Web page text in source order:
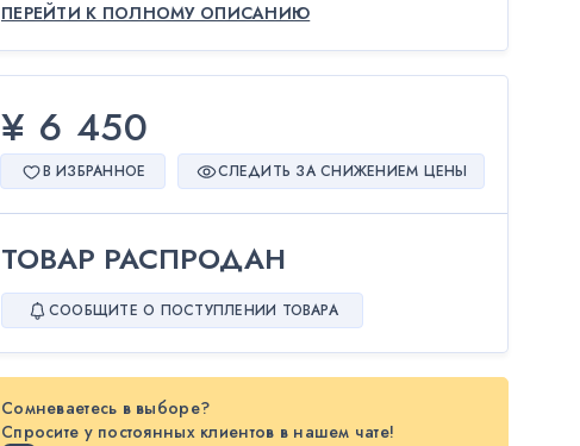
ПЕРЕЙТИ К ПОЛНОМУ ОПИСАНИЮ
¥ 6 450
В ИЗБРАННОЕ СЛЕДИТЬ ЗА СНИЖЕНИЕМ ЦЕНЫ
ТОВАР РАСПРОДАН
СООБЩИТЕ О ПОСТУПЛЕНИИ ТОВАРА
Сомневаетесь в выборе?
Спросите у постоянных клиентов в нашем чате!